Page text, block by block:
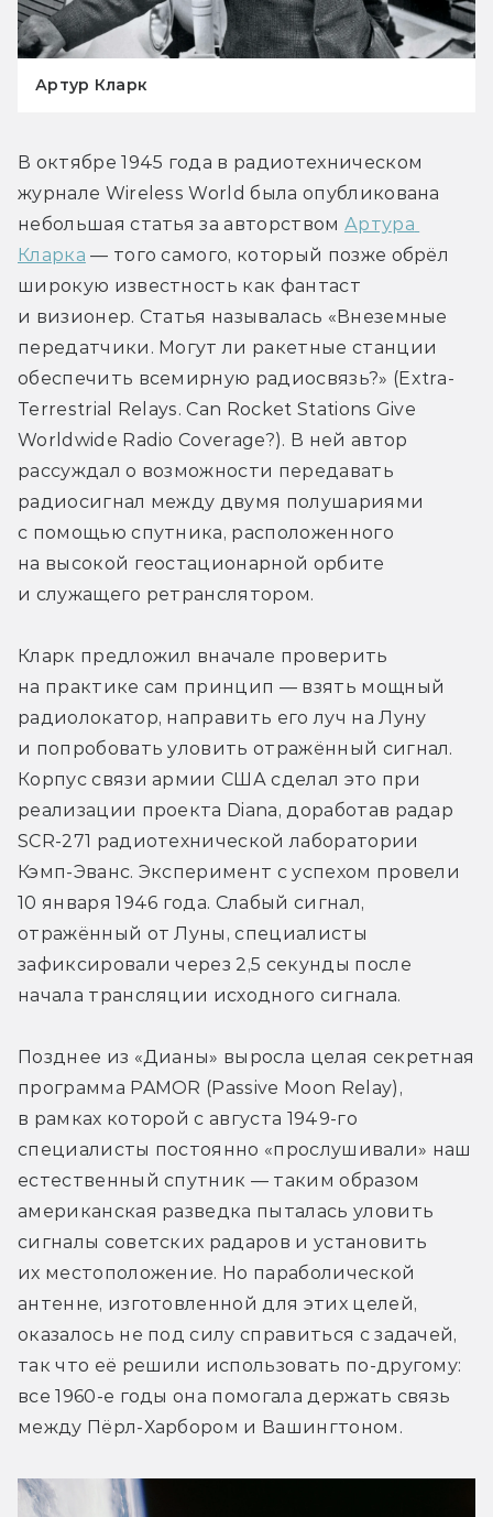
Артур Кларк
В октябре 1945 года в радиотехническом
журнале Wireless World была опубликована
небольшая статья за авторством Артура
Кларка — того самого, который позже обрёл
широкую известность как фантаст
и визионер. Статья называлась «Внеземные
передатчики. Могут ли ракетные станции
обеспечить всемирную радиосвязь?» (Extra-
Terrestrial Relays. Can Rocket Stations Give
Worldwide Radio Coverage?). В ней автор
рассуждал о возможности передавать
радиосигнал между двумя полушариями
с помощью спутника, расположенного
на высокой геостационарной орбите
и служащего ретранслятором.
Кларк предложил вначале проверить
на практике сам принцип — взять мощный
радиолокатор, направить его луч на Луну
и попробовать уловить отражённый сигнал.
Корпус связи армии США сделал это при
реализации проекта Diana, доработав радар
SCR-271 радиотехнической лаборатории
Кэмп-Эванс. Эксперимент с успехом провели
10 января 1946 года. Слабый сигнал,
отражённый от Луны, специалисты
зафиксировали через 2,5 секунды после
начала трансляции исходного сигнала.
Позднее из «Дианы» выросла целая секретная
программа PAMOR (Passive Moon Relay),
в рамках которой с августа 1949-го
специалисты постоянно «прослушивали» наш
естественный спутник — таким образом
американская разведка пыталась уловить
сигналы советских радаров и установить
их местоположение. Но параболической
антенне, изготовленной для этих целей,
оказалось не под силу справиться с задачей,
так что её решили использовать по-другому:
все 1960-е годы она помогала держать связь
между Пёрл-Харбором и Вашингтоном.